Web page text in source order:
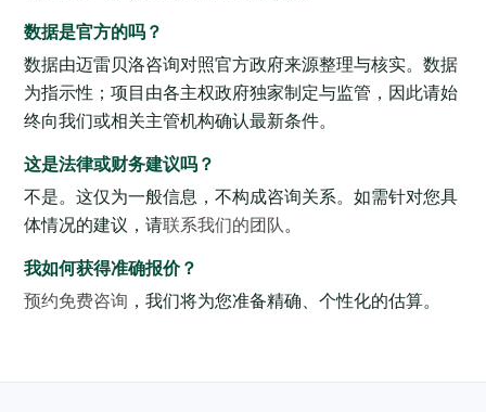
数据是官方的吗？
数据由迈雷贝洛咨询对照官方政府来源整理与核实。数据
为指示性；项目由各主权政府独家制定与监管，因此请始
终向我们或相关主管机构确认最新条件。
这是法律或财务建议吗？
不是。这仅为一般信息，不构成咨询关系。如需针对您具
体情况的建议，请联系我们的团队 。
我如何获得准确报价？
预约免费咨询 ，我们将为您准备精确、个性化的估算。